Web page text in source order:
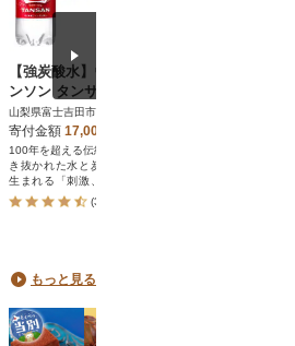
【強炭酸水】ウィルキ
ンソン タンサン 500ml
×2箱(24本入)計48本 ペ
ットボトル アサヒ飲料
山梨県富士吉田市
寄付金額 17,000
100年を超える伝統と信頼。磨
き抜かれた水と炭酸ガスから
生まれる「刺激、強め」の本
格炭酸です。
(370件)
もっと見る